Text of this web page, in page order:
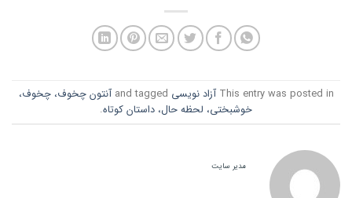
This entry was posted in آزاد نویسی
آنتون چخوف، چخوف،
خوشبختی، لحظه حال، داستان کوتاه.
مدیر سایت